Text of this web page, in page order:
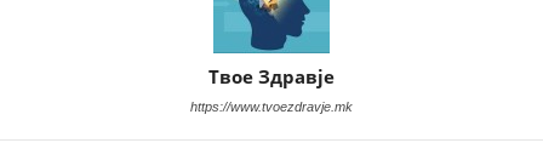
Твое Здравје
https://www.tvoezdravje.mk